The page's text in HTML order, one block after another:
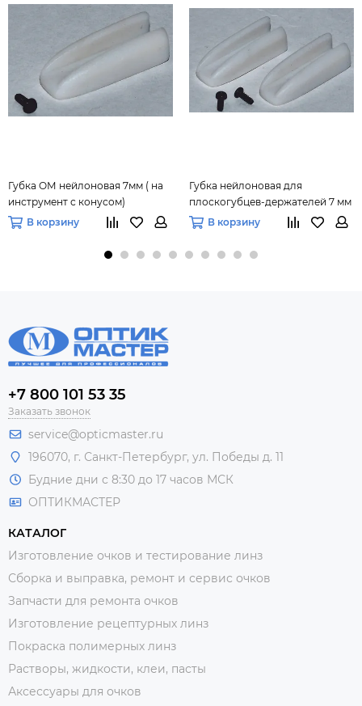
Губка ОМ нейлоновая 7мм ( на
инструмент с конусом)
В корзину
Губка нейлоновая для
плоскогубцев-держателей 7 мм
(правка заушников)
В корзину
+7 800 101 53 35
Заказать звонок
service@opticmaster.ru
196070, г. Санкт-Петербург, ул. Победы д. 11
Будние дни с 8:30 до 17 часов МСК
ОПТИКМАСТЕР
КАТАЛОГ
Изготовление очков и тестирование линз
Сборка и выправка, ремонт и сервис очков
Запчасти для ремонта очков
Изготовление рецептурных линз
Покраска полимерных линз
Растворы, жидкости, клеи, пасты
Аксессуары для очков